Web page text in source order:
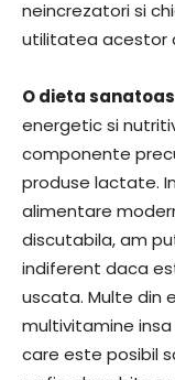
neincrezatori si
utilitatea acestor
O dieta
energetic si
componente
produse lactate.
alimentare
discutabila, am
indiferent daca
uscata. Multe din
multivitamine
care este posibil